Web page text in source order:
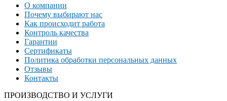
О компании
Почему выбирают нас
Как происходит работа
Контроль качества
Гарантии
Сертификаты
Политика обработки персональных данных
Отзывы
Контакты
ПРОИЗВОДСТВО И УСЛУГИ